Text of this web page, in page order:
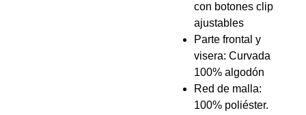
con botones clip
ajustables
Parte frontal y
visera: Curvada
100% algodón
Red de malla:
100% poliéster.